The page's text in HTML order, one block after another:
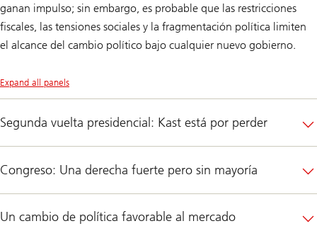
ganan impulso; sin embargo, es probable que las restricciones
fiscales, las tensiones sociales y la fragmentación política limiten
el alcance del cambio político bajo cualquier nuevo gobierno.
Expand all panels
Segunda vuelta presidencial: Kast está por perder
Congreso: Una derecha fuerte pero sin mayoría
Un cambio de política favorable al mercado